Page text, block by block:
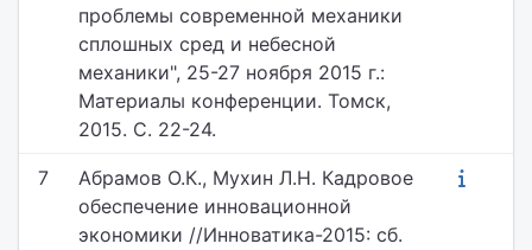
проблемы современной механики
сплошных сред и небесной
механики", 25-27 ноября 2015 г.:
Материалы конференции. Томск,
2015. С. 22-24.
7
Абрамов О.К., Мухин Л.Н. Кадровое
обеспечение инновационной
экономики //Инноватика-2015: сб.